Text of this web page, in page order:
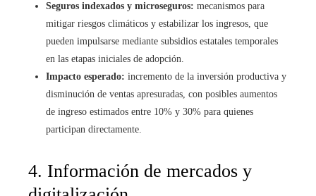
Seguros indexados y microseguros: mecanismos para
mitigar riesgos climáticos y estabilizar los ingresos, que
pueden impulsarse mediante subsidios estatales temporales
en las etapas iniciales de adopción.
Impacto esperado: incremento de la inversión productiva y
disminución de ventas apresuradas, con posibles aumentos
de ingreso estimados entre 10% y 30% para quienes
participan directamente.
4. Información de mercados y